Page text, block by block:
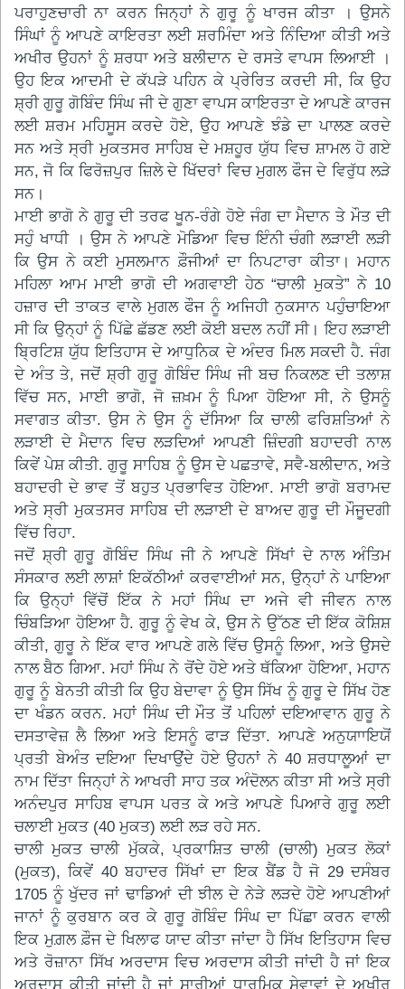
ਪਰਾਹੁਣਚਾਰੀ ਨਾ ਕਰਨ ਜਿਨ੍ਹਾਂ ਨੇ ਗੁਰੂ ਨੂੰ ਖਾਰਜ ਕੀਤਾ । ਉਸਨੇ
ਸਿੰਘਾਂ ਨੂੰ ਆਪਣੇ ਕਾਇਰਤਾ ਲਈ ਸ਼ਰਮਿੰਦਾ ਅਤੇ ਨਿੰਦਿਆ ਕੀਤੀ ਅਤੇ
ਅਖੀਰ ਉਹਨਾਂ ਨੂੰ ਸ਼ਰਧਾ ਅਤੇ ਬਲੀਦਾਨ ਦੇ ਰਸਤੇ ਵਾਪਸ ਲਿਆਈ ।
ਉਹ ਇਕ ਆਦਮੀ ਦੇ ਕੱਪੜੇ ਪਹਿਨ ਕੇ ਪ੍ਰੇਰਿਤ ਕਰਦੀ ਸੀ, ਕਿ ਉਹ
ਸ਼੍ਰੀ ਗੁਰੂ ਗੋਬਿੰਦ ਸਿੰਘ ਜੀ ਦੇ ਗੁਣਾ ਵਾਪਸ ਕਾਇਰਤਾ ਦੇ ਆਪਣੇ ਕਾਰਜ
ਲਈ ਸ਼ਰਮ ਮਹਿਸੂਸ ਕਰਦੇ ਹੋਏ, ਉਹ ਆਪਣੇ ਝੰਡੇ ਦਾ ਪਾਲਣ ਕਰਦੇ
ਸਨ ਅਤੇ ਸ੍ਰੀ ਮੁਕਤਸਰ ਸਾਹਿਬ ਦੇ ਮਸ਼ਹੂਰ ਯੁੱਧ ਵਿਚ ਸ਼ਾਮਲ ਹੋ ਗਏ
ਸਨ, ਜੋ ਕਿ ਫਿਰੋਜ਼ਪੁਰ ਜ਼ਿਲੇ ਦੇ ਖਿੱਦਰਾਂ ਵਿਚ ਮੁਗਲ ਫੌਜ ਦੇ ਵਿਰੁੱਧ ਲੜੇ
ਸਨ।
ਮਾਈ ਭਾਗੋ ਨੇ ਗੁਰੂ ਦੀ ਤਰਫ ਖੂਨ-ਰੰਗੇ ਹੋਏ ਜੰਗ ਦਾ ਮੈਦਾਨ ਤੇ ਮੌਤ ਦੀ
ਸਹੁੰ ਖਾਧੀ । ਉਸ ਨੇ ਆਪਣੇ ਮੋਡਿਆ ਵਿਚ ਇੰਨੀ ਚੰਗੀ ਲੜਾਈ ਲੜੀ
ਕਿ ਉਸ ਨੇ ਕਈ ਮੁਸਲਮਾਨ ਫ਼ੌਜੀਆਂ ਦਾ ਨਿਪਟਾਰਾ ਕੀਤਾ। ਮਹਾਨ
ਮਹਿਲਾ ਆਮ ਮਾਈ ਭਾਗੋ ਦੀ ਅਗਵਾਈ ਹੇਠ “ਚਾਲੀ ਮੁਕਤੇ” ਨੇ 10
ਹਜ਼ਾਰ ਦੀ ਤਾਕਤ ਵਾਲੇ ਮੁਗਲ ਫੌਜ ਨੂੰ ਅਜਿਹੀ ਨੁਕਸਾਨ ਪਹੁੰਚਾਇਆ
ਸੀ ਕਿ ਉਨ੍ਹਾਂ ਨੂੰ ਪਿੱਛੇ ਛੱਡਣ ਲਈ ਕੋਈ ਬਦਲ ਨਹੀਂ ਸੀ। ਇਹ ਲੜਾਈ
ਬ੍ਰਿਟਿਸ਼ ਯੁੱਧ ਇਤਿਹਾਸ ਦੇ ਆਧੁਨਿਕ ਦੇ ਅੰਦਰ ਮਿਲ ਸਕਦੀ ਹੈ. ਜੰਗ
ਦੇ ਅੰਤ ਤੇ, ਜਦੋਂ ਸ਼੍ਰੀ ਗੁਰੂ ਗੋਬਿੰਦ ਸਿੰਘ ਜੀ ਬਚ ਨਿਕਲਣ ਦੀ ਤਲਾਸ਼
ਵਿੱਚ ਸਨ, ਮਾਈ ਭਾਗੋ, ਜੋ ਜ਼ਖ਼ਮ ਨੂੰ ਪਿਆ ਹੋਇਆ ਸੀ, ਨੇ ਉਸਨੂੰ
ਸਵਾਗਤ ਕੀਤਾ. ਉਸ ਨੇ ਉਸ ਨੂੰ ਦੱਸਿਆ ਕਿ ਚਾਲੀ ਫਰਿਸ਼ਤਿਆਂ ਨੇ
ਲੜਾਈ ਦੇ ਮੈਦਾਨ ਵਿਚ ਲੜਦਿਆਂ ਆਪਣੀ ਜ਼ਿੰਦਗੀ ਬਹਾਦਰੀ ਨਾਲ
ਕਿਵੇਂ ਪੇਸ਼ ਕੀਤੀ. ਗੁਰੂ ਸਾਹਿਬ ਨੂੰ ਉਸ ਦੇ ਪਛਤਾਵੇ, ਸਵੈ-ਬਲੀਦਾਨ, ਅਤੇ
ਬਹਾਦਰੀ ਦੇ ਭਾਵ ਤੋਂ ਬਹੁਤ ਪ੍ਰਭਾਵਿਤ ਹੋਇਆ. ਮਾਈ ਭਾਗੋ ਬਰਾਮਦ
ਅਤੇ ਸ੍ਰੀ ਮੁਕਤਸਰ ਸਾਹਿਬ ਦੀ ਲੜਾਈ ਦੇ ਬਾਅਦ ਗੁਰੂ ਦੀ ਮੌਜੂਦਗੀ
ਵਿੱਚ ਰਿਹਾ.
ਜਦੋਂ ਸ਼੍ਰੀ ਗੁਰੂ ਗੋਬਿੰਦ ਸਿੰਘ ਜੀ ਨੇ ਆਪਣੇ ਸਿੱਖਾਂ ਦੇ ਨਾਲ ਅੰਤਿਮ
ਸੰਸਕਾਰ ਲਈ ਲਾਸ਼ਾਂ ਇਕੱਠੀਆਂ ਕਰਵਾਈਆਂ ਸਨ, ਉਨ੍ਹਾਂ ਨੇ ਪਾਇਆ
ਕਿ ਉਨ੍ਹਾਂ ਵਿੱਚੋਂ ਇੱਕ ਨੇ ਮਹਾਂ ਸਿੰਘ ਦਾ ਅਜੇ ਵੀ ਜੀਵਨ ਨਾਲ
ਚਿੰਬੜਿਆ ਹੋਇਆ ਹੈ. ਗੁਰੂ ਨੂੰ ਵੇਖ ਕੇ, ਉਸ ਨੇ ਉੱਠਣ ਦੀ ਇੱਕ ਕੋਸ਼ਿਸ਼
ਕੀਤੀ, ਗੁਰੂ ਨੇ ਇੱਕ ਵਾਰ ਆਪਣੇ ਗਲੇ ਵਿੱਚ ਉਸਨੂੰ ਲਿਆ, ਅਤੇ ਉਸਦੇ
ਨਾਲ ਬੈਠ ਗਿਆ. ਮਹਾਂ ਸਿੰਘ ਨੇ ਰੋਂਦੇ ਹੋਏ ਅਤੇ ਥੱਕਿਆ ਹੋਇਆ, ਮਹਾਨ
ਗੁਰੂ ਨੂੰ ਬੇਨਤੀ ਕੀਤੀ ਕਿ ਉਹ ਬੇਦਾਵਾ ਨੂੰ ਉਸ ਸਿੱਖ ਨੂੰ ਗੁਰੂ ਦੇ ਸਿੱਖ ਹੋਣ
ਦਾ ਖੰਡਨ ਕਰਨ. ਮਹਾਂ ਸਿੰਘ ਦੀ ਮੌਤ ਤੋਂ ਪਹਿਲਾਂ ਦਇਆਵਾਨ ਗੁਰੂ ਨੇ
ਦਸਤਾਵੇਜ਼ ਲੈ ਲਿਆ ਅਤੇ ਇਸਨੂੰ ਫਾੜ ਦਿੱਤਾ. ਆਪਣੇ ਅਨੁਯਾਾਇਯੋਂ
ਪ੍ਰਤੀ ਬੇਅੰਤ ਦਇਆ ਦਿਖਾਉਂਦੇ ਹੋਏ ਉਹਨਾਂ ਨੇ 40 ਸ਼ਰਧਾਲੂਆਂ ਦਾ
ਨਾਮ ਦਿੱਤਾ ਜਿਨ੍ਹਾਂ ਨੇ ਆਖਰੀ ਸਾਹ ਤਕ ਅੰਦੋਲਨ ਕੀਤਾ ਸੀ ਅਤੇ ਸ੍ਰੀ
ਅਨੰਦਪੁਰ ਸਾਹਿਬ ਵਾਪਸ ਪਰਤ ਕੇ ਅਤੇ ਆਪਣੇ ਪਿਆਰੇ ਗੁਰੂ ਲਈ
ਚਲਾਈ ਮੁਕਤ (40 ਮੁਕਤ) ਲਈ ਲੜ ਰਹੇ ਸਨ.
ਚਾਲੀ ਮੁਕਤ ਚਾਲੀ ਮੁੱਕਕੇ, ਪ੍ਰਕਾਸ਼ਿਤ ਚਾਲੀ (ਚਾਲੀ) ਮੁਕਤ ਲੋਕਾਂ
(ਮੁਕਤ), ਕਿਵੇਂ 40 ਬਹਾਦਰ ਸਿੱਖਾਂ ਦਾ ਇਕ ਬੈਂਡ ਹੈ ਜੋ 29 ਦਸੰਬਰ
1705 ਨੂੰ ਖੁੱਦਰ ਜਾਂ ਢਾਡਿਆਂ ਦੀ ਝੀਲ ਦੇ ਨੇੜੇ ਲੜਦੇ ਹੋਏ ਆਪਣੀਆਂ
ਜਾਨਾਂ ਨੂੰ ਕੁਰਬਾਨ ਕਰ ਕੇ ਗੁਰੂ ਗੋਬਿੰਦ ਸਿੰਘ ਦਾ ਪਿੱਛਾ ਕਰਨ ਵਾਲੀ
ਇਕ ਮੁਗ਼ਲ ਫ਼ੌਜ ਦੇ ਖਿਲਾਫ ਯਾਦ ਕੀਤਾ ਜਾਂਦਾ ਹੈ ਸਿੱਖ ਇਤਿਹਾਸ ਵਿਚ
ਅਤੇ ਰੋਜ਼ਾਨਾ ਸਿੱਖ ਅਰਦਾਸ ਵਿਚ ਅਰਦਾਸ ਕੀਤੀ ਜਾਂਦੀ ਹੈ ਜਾਂ ਇਕ
ਅਰਦਾਸ ਕੀਤੀ ਜਾਂਦੀ ਹੈ ਜਾਂ ਸਾਰੀਆਂ ਧਾਰਮਿਕ ਸੇਵਾਵਾਂ ਦੇ ਅਖੀਰ